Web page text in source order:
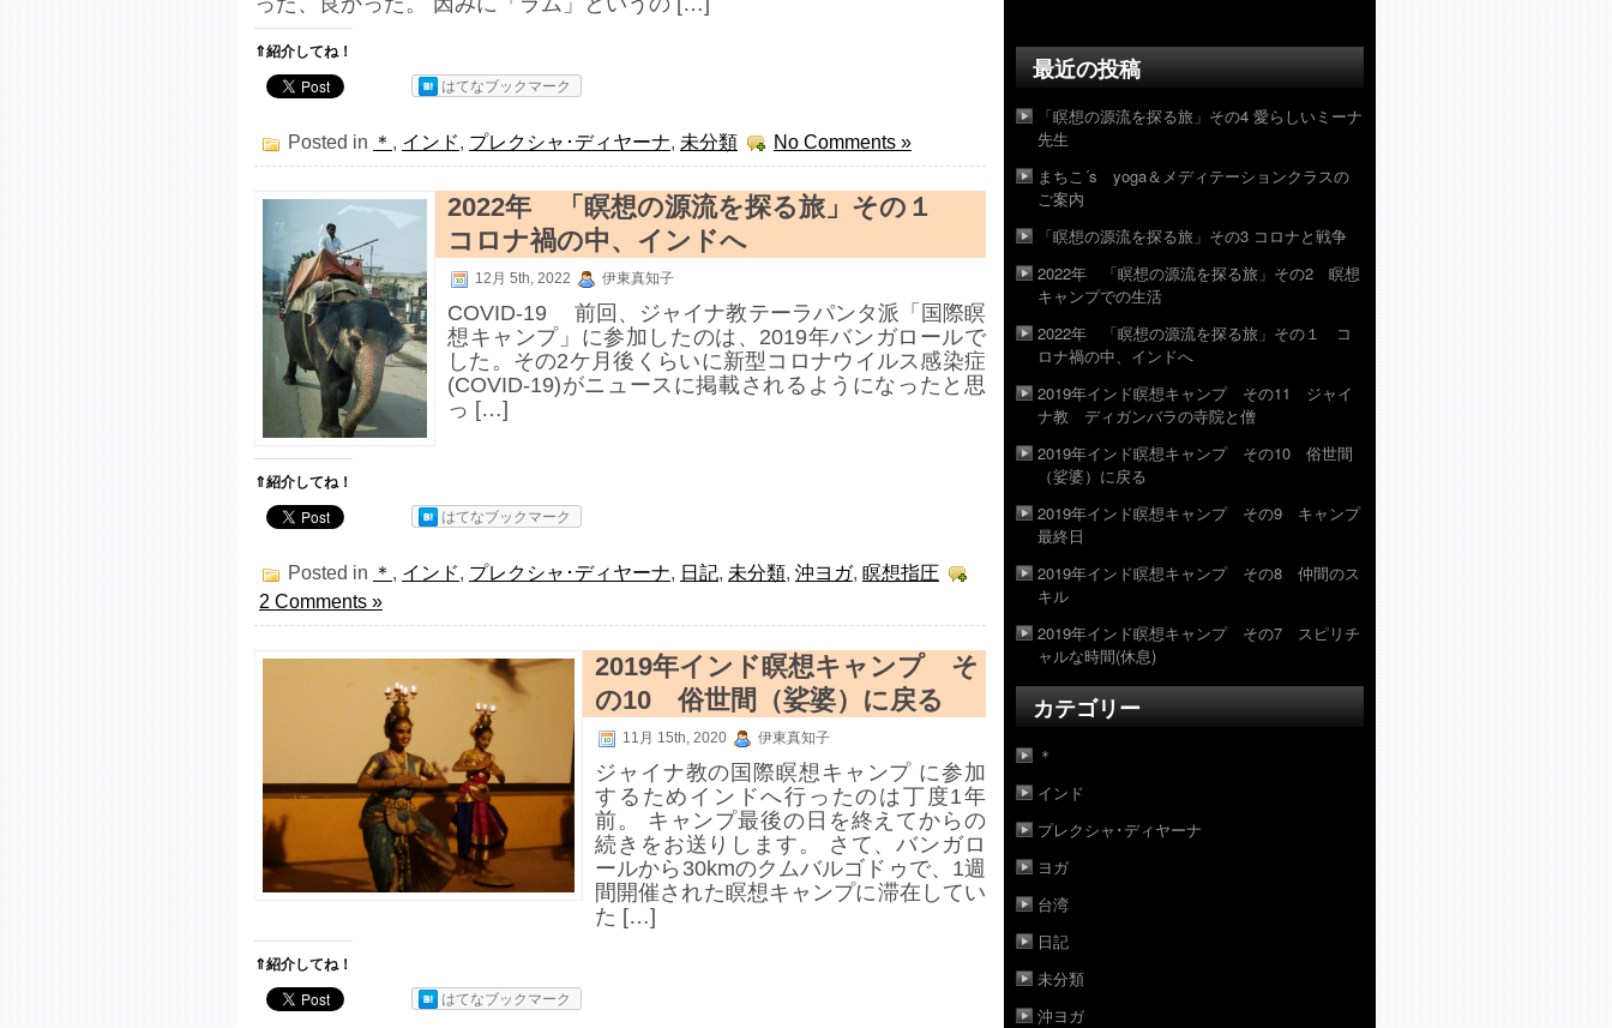
⇑紹介してね！
はてなブックマーク
Posted in ＊ , インド, プレクシャ･ディヤーナ, 未分類 No Comments »
2022年 「瞑想の源流を探る旅」その１
コロナ禍の中、インドへ
12月 5th, 2022 伊東真知子
COVID‑19 前回、ジャイナ教テーラパンタ派「国際瞑
想キャンプ」に参加したのは、2019年バンガロールで
した。その2ケ月後くらいに新型コロナウイルス感染症
(COVID-19)がニュースに掲載されるようになったと思
っ […]
⇑紹介してね！
はてなブックマーク
Posted in ＊ , インド, プレクシャ･ディヤーナ, 日記, 未分類, 沖ヨガ, 瞑想指圧
2 Comments »
2019年インド瞑想キャンプ そ
の10 俗世間（娑婆）に戻る
11月 15th, 2020 伊東真知子
ジャイナ教の国際瞑想キャンプ に参加
するためインドへ行ったのは丁度1年
前。 キャンプ最後の日を終えてからの
続きをお送りします。 さて、バンガロ
ールから30kmのクムバルゴドゥで、1週
間開催された瞑想キャンプに滞在してい
た […]
⇑紹介してね！
はてなブックマーク
最近の投稿
「瞑想の源流を探る旅」その4 愛らしいミーナ
先生
まちこ´s yoga＆メディテーションクラスの
ご案内
「瞑想の源流を探る旅」その3 コロナと戦争
2022年 「瞑想の源流を探る旅」その2 瞑想
キャンプでの生活
2022年 「瞑想の源流を探る旅」その１ コ
ロナ禍の中、インドへ
2019年インド瞑想キャンプ その11 ジャイ
ナ教 ディガンバラの寺院と僧
2019年インド瞑想キャンプ その10 俗世間
（娑婆）に戻る
2019年インド瞑想キャンプ その9 キャンプ
最終日
2019年インド瞑想キャンプ その8 仲間のス
キル
2019年インド瞑想キャンプ その7 スピリチ
ャルな時間(休息)
カテゴリー
＊
インド
プレクシャ･ディヤーナ
ヨガ
台湾
日記
未分類
沖ヨガ